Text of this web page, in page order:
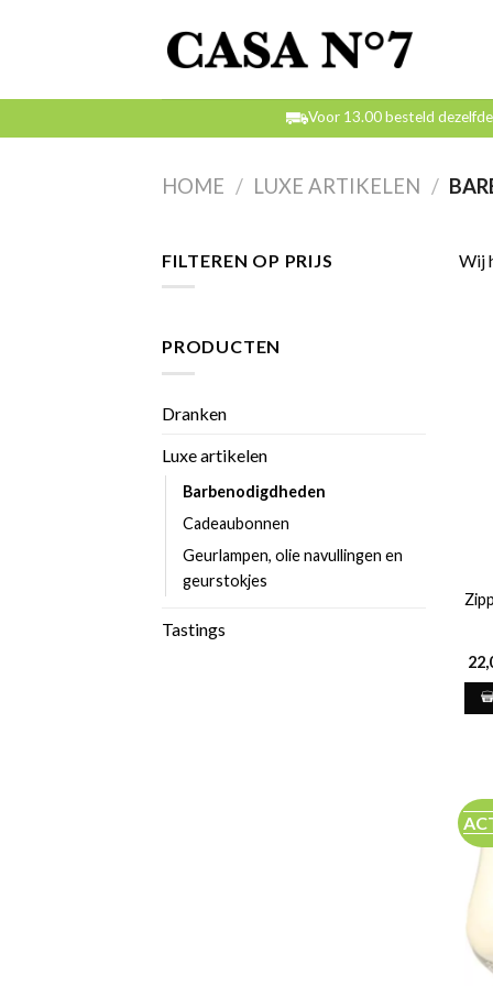
Voor 13.00 besteld
HOME / LUXE ARTIKELEN /
FILTEREN OP PRIJS
PRODUCTEN
Dranken
Luxe artikelen
Barbenodigdheden
Cadeaubonnen
Geurlampen, olie navullingen en
geurstokjes
Tastings
Wij